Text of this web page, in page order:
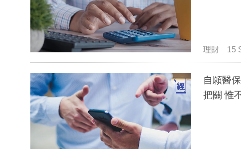
理財 15
自願醫
把關 惟